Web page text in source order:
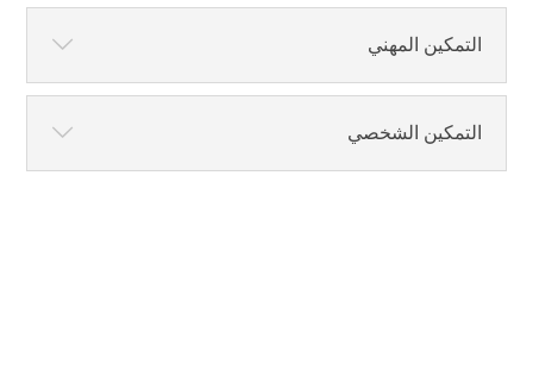
التمكين المهني
التمكين الشخصي